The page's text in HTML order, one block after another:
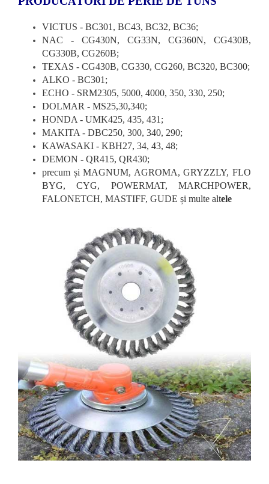
VICTUS - BC301, BC43, BC32, BC36;
NAC - CG430N, CG33N, CG360N, CG430B,
CG330B, CG260B;
TEXAS - CG430B, CG330, CG260, BC320, BC300;
ALKO - BC301;
ECHO - SRM2305, 5000, 4000, 350, 330, 250;
DOLMAR - MS25,30,340;
HONDA - UMK425, 435, 431;
MAKITA - DBC250, 300, 340, 290;
KAWASAKI - KBH27, 34, 43, 48;
DEMON - QR415, QR430;
precum și MAGNUM, AGROMA, GRYZZLY, FLO
BYG, CYG, POWERMAT, MARCHPOWER,
FALONETCH, MASTIFF, GUDE și multe altele